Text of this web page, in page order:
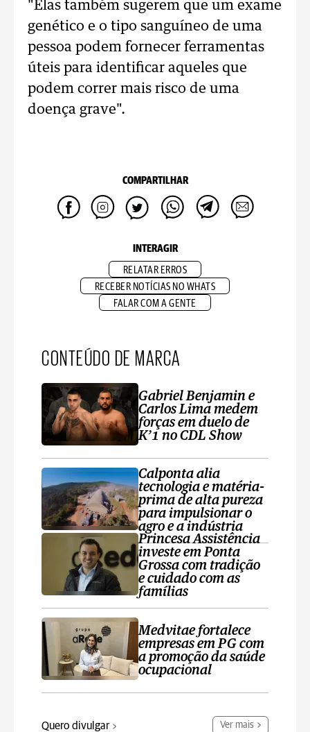
"Elas também sugerem que um exame
genético e o tipo sanguíneo de uma
pessoa podem fornecer ferramentas
úteis para identificar aqueles que
podem correr mais risco de uma
doença grave".
COMPARTILHAR
INTERAGIR
RELATAR ERROS
RECEBER NOTÍCIAS NO WHATS
FALAR COM A GENTE
CONTEÚDO DE MARCA
Gabriel Benjamin e
Carlos Lima medem
forças em duelo de
K’1 no CDL Show
Calponta alia
tecnologia e matéria-
prima de alta pureza
para impulsionar o
agro e a indústria
Princesa Assistência
investe em Ponta
Grossa com tradição
e cuidado com as
famílias
Medvitae fortalece
empresas em PG com
a promoção da saúde
ocupacional
Quero divulgar Ver mais